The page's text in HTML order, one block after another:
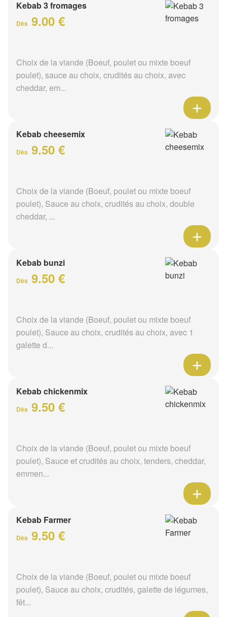
Kebab 3 fromages
Dès 9.00 €
Choix de la viande (Boeuf, poulet ou mixte boeuf
poulet), sauce au choix, crudités au choix, avec
cheddar, em...
Kebab cheesemix
Dès 9.50 €
Choix de la viande (Boeuf, poulet ou mixte boeuf
poulet), Sauce au choix, crudités au choix, double
cheddar, ...
Kebab bunzi
Dès 9.50 €
Choix de la viande (Boeuf, poulet ou mixte boeuf
poulet), Sauce au choix, crudités au choix, avec 1
galette d...
Kebab chickenmix
Dès 9.50 €
Choix de la viande (Boeuf, poulet ou mixte boeuf
poulet), Sauce et crudités au choix, tenders, cheddar,
emmen...
Kebab Farmer
Dès 9.50 €
Choix de la viande (Boeuf, poulet ou mixte boeuf
poulet), Sauce au choix, crudités, galette de légumes,
fêt...